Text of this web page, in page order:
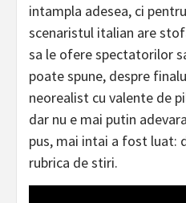
intampla adesea, ci
scenaristul italian are
sa le ofere spectatorilor
poate spune, despre
neorealist cu valente de
dar nu e mai putin
pus, mai intai a fost luat:
rubrica de stiri.